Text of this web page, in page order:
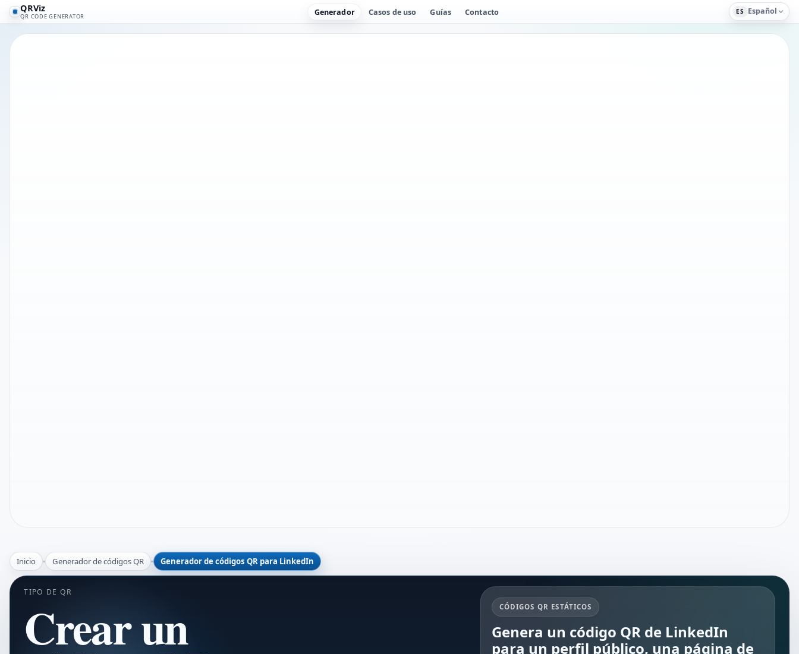
QRViz
QR CODE GENERATOR Generador Casos de uso Guías Contacto ES Español
Inicio Generador de códigos QR Generador de códigos QR para LinkedIn
TIPO DE QR
Crear un CÓDIGOS QR ESTÁTICOS
Genera un código QR de LinkedIn
para un perfil público, una página de